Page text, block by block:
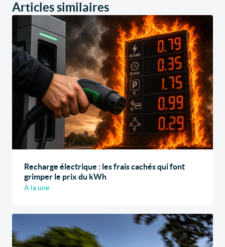
Articles similaires
Recharge électrique : les frais cachés qui font
grimper le prix du kWh
A la une